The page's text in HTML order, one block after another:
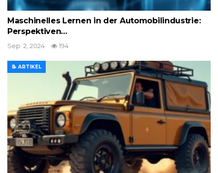
Maschinelles Lernen in der Automobilindustrie:
Perspektiven…
Sep. 2, 2024 194
📝 ARTIKEL